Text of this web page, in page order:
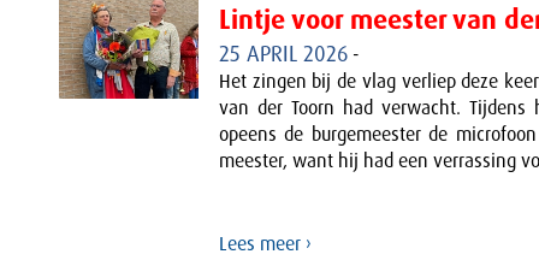
Lintje voor meester van
25 APRIL 2026-
Het zingen bij de vlag verliep deze
van der Toorn had verwacht. Tijdens
opeens de burgemeester de
meester, want hij had een verrassing
Lees meer ›